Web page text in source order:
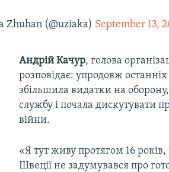
Zhuhan (@uziaka) September 13,
Андрій Качур, голова
розповідає: упродовж
збільшила видатки на оборону,
службу і почала дискутувати
війни.
«Я тут живу протягом 16 років,
Швеції не задумувався про